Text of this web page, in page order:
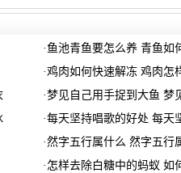
· 鱼池青鱼要怎么养 青鱼如
·鸡肉如何快速解冻 鸡肉怎
·梦见自己用手捉到大鱼 梦
·每天坚持唱歌的好处 每天
·然字五行属什么 然字五行
· 怎样去除白糖中的蚂蚁 如